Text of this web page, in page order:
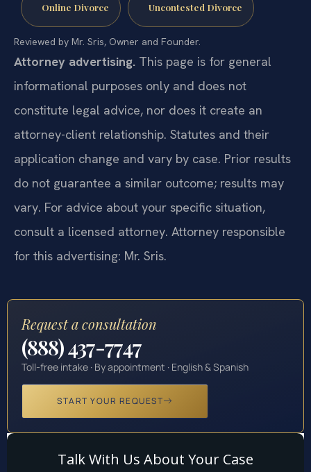
Online Divorce Uncontested Divorce
Reviewed by Mr. Sris, Owner and Founder.
Attorney advertising. This page is for general
informational purposes only and does not
constitute legal advice, nor does it create an
attorney-client relationship. Statutes and their
application change and vary by case. Prior results
do not guarantee a similar outcome; results may
vary. For advice about your specific situation,
consult a licensed attorney. Attorney responsible
for this advertising: Mr. Sris.
Request a consultation
(888) 437-7747
Toll-free intake · By appointment · English & Spanish
START YOUR REQUEST